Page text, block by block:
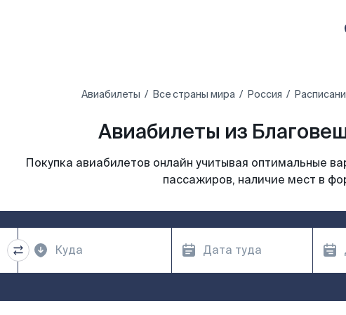
Авиабилеты Все страны мира Россия
Авиабилеты из
Покупка авиабилетов онлайн учитывая оптимальные
пассажиров, наличие мест в